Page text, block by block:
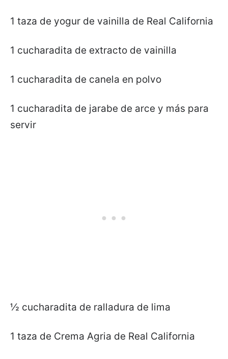
1 taza de yogur de vainilla de Real California
1 cucharadita de extracto de vainilla
1 cucharadita de canela en polvo
1 cucharadita de jarabe de arce y más para
servir
½ cucharadita de ralladura de lima
1 taza de Crema Agria de Real California